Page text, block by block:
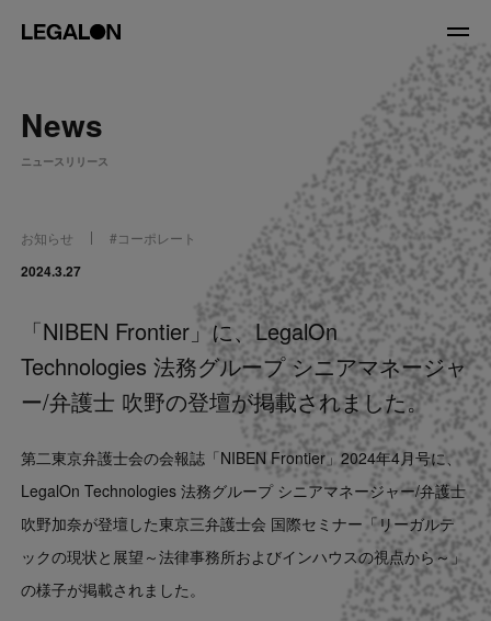
About
役員紹介
Service
News
Recruit
LegalOn Now
Contact
US website
News
ニュースリリース
お知らせ #コーポレート
2024.3.27
「NIBEN Frontier」に、LegalOn
Technologies 法務グループ シニアマネージャ
ー/弁護士 吹野の登壇が掲載されました。
第二東京弁護士会の会報誌「NIBEN Frontier」2024年4月号に、
LegalOn Technologies 法務グループ シニアマネージャー/弁護士
吹野加奈が登壇した東京三弁護士会 国際セミナー「リーガルテ
ックの現状と展望～法律事務所およびインハウスの視点から～」
の様子が掲載されました。